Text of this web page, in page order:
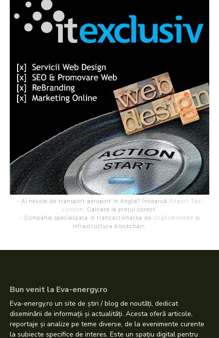
- Ai nevoie de transport aeroport in Anglia? Încearcă Airport Taxi
London . Calitate la prețul corect.
- Companie specializata in tranzactionarea de Criptomonede si
infrastructura blockchain.
Bun venit la Eva-energy.ro
Eva-energy.ro un site de știri / blog de noutăți, dedicat
diseminării de informații și actualități. Acesta oferă articole,
reportaje și analize pe teme diverse, de la evenimente curente
la subiecte specifice de interes. Este un spațiu digital pentru